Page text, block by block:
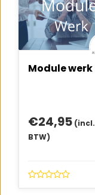
Module werk
€24,95 (incl.
BTW)